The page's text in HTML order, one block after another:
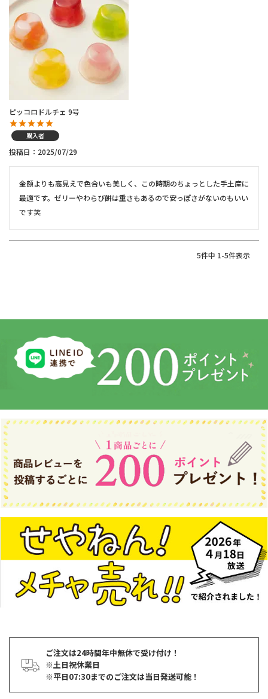
ピッコロドルチェ 9号
購入者
投稿日 2025/07/29
金額よりも高見えで色合いも美しく、この時期のちょっとした手土産に
最適です。ゼリーやわらび餅は重さもあるので安っぽさがないのもいい
です笑
5件中 1-5件表示
ご注文は24時間年中無休で受け付け！
※土日祝休業日
※平日07:30までのご注文は当日発送可能！